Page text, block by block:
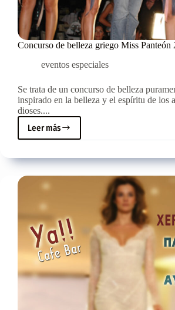
Concurso de belleza griego Miss Panteón
eventos especiales
Se trata de un concurso de belleza
inspirado en la belleza y el espíritu de los
dioses....
Leer másConcurso
de
griego
Miss
Panteón